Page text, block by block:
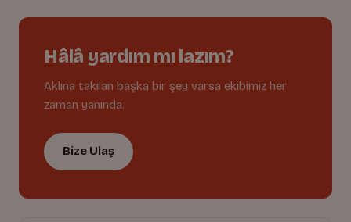
Hâlâ yardım mı lazım?
Aklına takılan başka bir şey varsa ekibimiz her
zaman yanında.
Bize Ulaş